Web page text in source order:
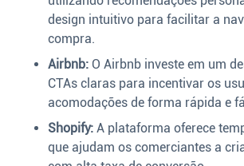
design intuitivo para facilitar a
compra.
Airbnb: O Airbnb investe em um
CTAs claras para incentivar os
acomodações de forma rápida e
Shopify: A plataforma oferece
que ajudam os comerciantes a